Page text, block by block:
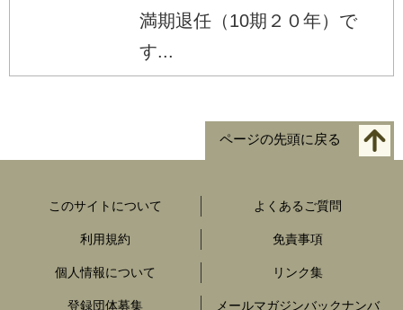
満期退任（10期２０年）で
す...
ページの先頭に戻る
このサイトについて よくあるご質問
利用規約 免責事項
個人情報について リンク集
登録団体募集 メールマガジンバックナンバ